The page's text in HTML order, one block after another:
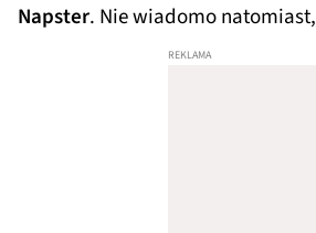
Napster. Nie wiadomo